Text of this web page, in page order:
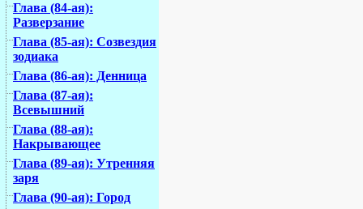
Глава (84-ая):
Разверзание
Глава (85-ая): Созвездия
зодиака
Глава (86-ая): Денница
Глава (87-ая):
Всевышний
Глава (88-ая):
Накрывающее
Глава (89-ая): Утренняя
заря
Глава (90-ая): Город